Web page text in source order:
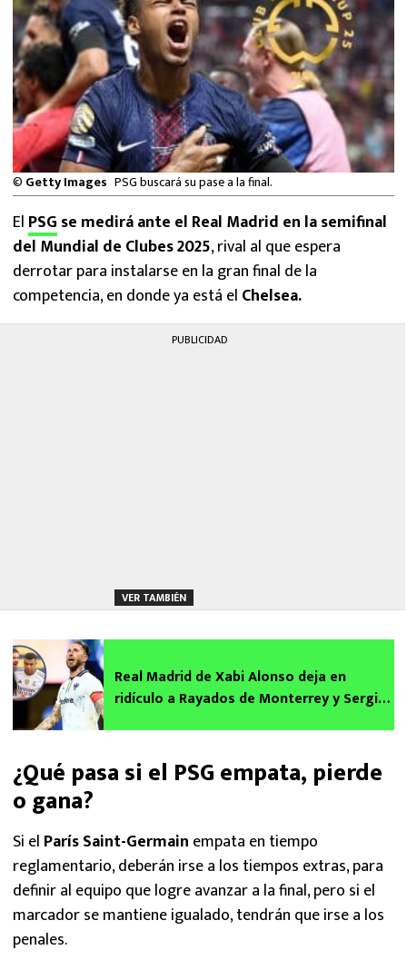
FÓRMULA 1
BOXEO
LIGA MX
NFL
© Getty Images PSG buscará su pase a la final.
El PSG se medirá ante el Real Madrid en la semifinal
del Mundial de Clubes 2025, rival al que espera
derrotar para instalarse en la gran final de la
competencia, en donde ya está el Chelsea.
PUBLICIDAD
VER TAMBIÉN
Real Madrid de Xabi Alonso deja en
ridículo a Rayados de Monterrey y Sergio
¿Qué pasa si el PSG empata, pierde
o gana?
Si el París Saint-Germain empata en tiempo
reglamentario, deberán irse a los tiempos extras, para
definir al equipo que logre avanzar a la final, pero si el
marcador se mantiene igualado, tendrán que irse a los
penales.